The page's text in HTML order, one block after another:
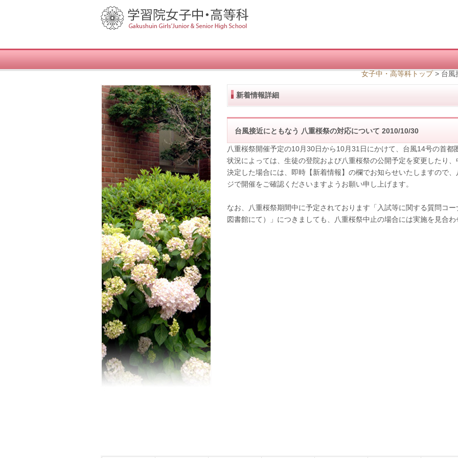
女子中・高等科トップ>台風
新着情報詳細
台風接近にともなう 八重桜祭の対応について 2010/10/30
八重桜祭開催予定の10月30日から10月31日にかけて、台風14号の首都
状況によっては、生徒の登院および八重桜祭の公開予定を変更したり
決定した場合には、即時【新着情報】の欄でお知らせいたしますので
ジで開催をご確認くださいますようお願い申し上げます。
なお、八重桜祭期間中に予定されております「入試等に関する質問コ
図書館にて）」につきましても、八重桜祭中止の場合には実施を見合わ